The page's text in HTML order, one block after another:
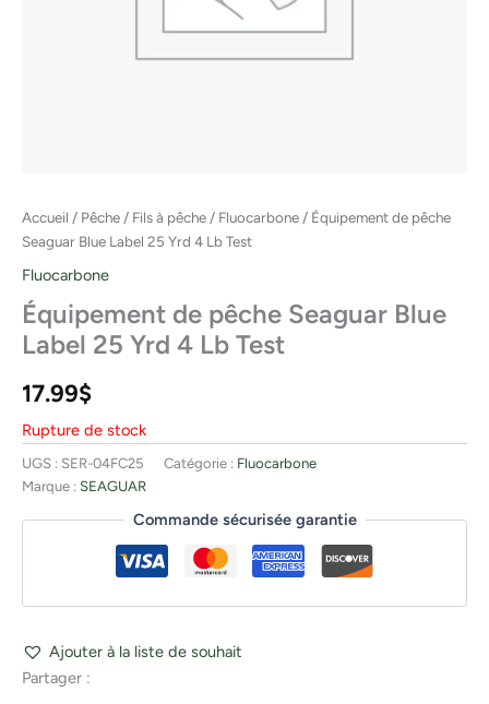
Accueil / Pêche / Fils à pêche / Fluocarbone / Équipement de pêche
Seaguar Blue Label 25 Yrd 4 Lb Test
Fluocarbone
Équipement de pêche Seaguar Blue
Label 25 Yrd 4 Lb Test
17.99$
Rupture de stock
UGS : SER-04FC25 Catégorie : Fluocarbone
Marque : SEAGUAR
Commande sécurisée garantie
Ajouter à la liste de souhait
Partager :